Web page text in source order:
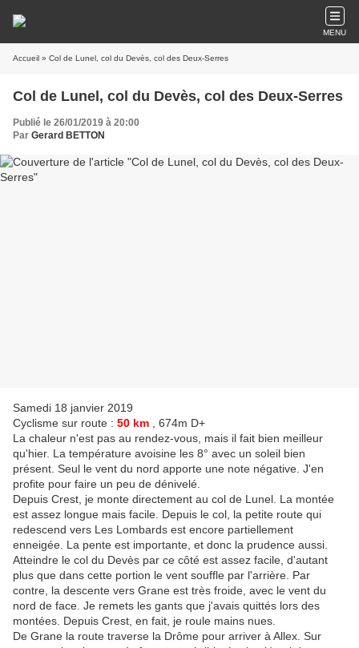
MENU
Accueil » Col de Lunel, col du Devès, col des Deux-Serres
Col de Lunel, col du Devès, col des Deux-Serres
Publié le 26/01/2019 à 20:00
Par Gerard BETTON
Samedi 18 janvier 2019
Cyclisme sur route : 50 km
, 674m D+
La chaleur n'est pas au rendez-vous, mais il fait bien meilleur
qu'hier. La température avoisine les 8° avec un soleil bien
présent. Seul le vent du nord apporte une note négative. J'en
profite pour faire un peu de dénivelé.
Depuis Crest, je monte directement au col de Lunel. La montée
est assez longue mais facile. Depuis le col, la petite route qui
redescend vers Les Lombards est encore partiellement
enneigée. La pente est importante, et donc la prudence aussi.
Atteindre le col du Devès par ce côté est assez facile, d'autant
plus que dans cette portion le vent souffle par l'arrière. Par
contre, la descente vers Grane est très froide, avec le vent du
nord de face. Je remets les gants que j'avais quittés lors des
montées. Depuis Crest, en fait, je roule mains nues.
De Grane la route traverse la Drôme pour arriver à Allex. Sur